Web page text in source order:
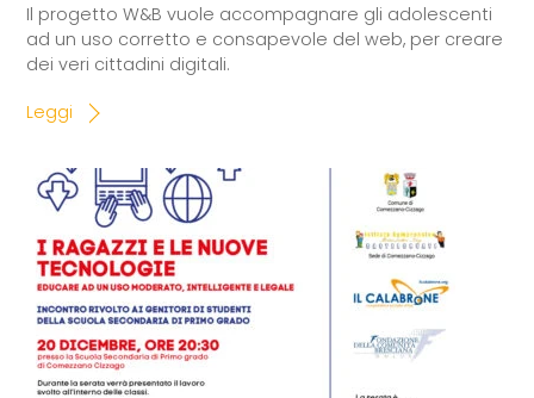
Il progetto W&B vuole accompagnare gli adolescenti
ad un uso corretto e consapevole del web, per creare
dei veri cittadini digitali.
Leggi